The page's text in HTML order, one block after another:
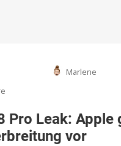
Marlene
18
Pro
Leak:
Pro Leak: Apple
vor